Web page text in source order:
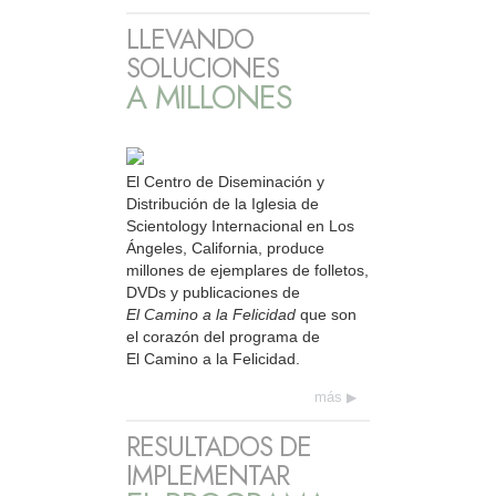
LLEVANDO
SOLUCIONES
A MILLONES
El Centro de Diseminación y
Distribución de la Iglesia de
Scientology Internacional en Los
Ángeles, California, produce
millones de ejemplares de folletos,
DVDs y publicaciones de
El Camino a la Felicidad que son
el corazón del programa de
El Camino a la Felicidad.
más
RESULTADOS DE
IMPLEMENTAR